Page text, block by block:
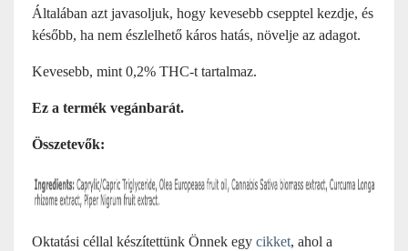
Általában azt javasoljuk, hogy kevesebb csepptel kezdje, és
később, ha nem észlelhető káros hatás, növelje az adagot.
Kevesebb, mint 0,2% THC-t tartalmaz.
Ez a termék vegánbarát.
Összetevők:
Oktatási céllal készítettünk Önnek egy cikket, ahol a